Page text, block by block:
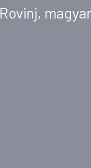
Rovinj,